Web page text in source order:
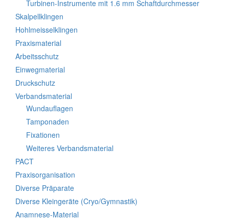
Turbinen-Instrumente mit 1.6 mm Schaftdurchmesser
Skalpellklingen
Hohlmeisselklingen
Praxismaterial
Arbeitsschutz
Einwegmaterial
Druckschutz
Verbandsmaterial
Wundauflagen
Tamponaden
Fixationen
Weiteres Verbandsmaterial
PACT
Praxisorganisation
Diverse Präparate
Diverse Kleingeräte (Cryo/Gymnastik)
Anamnese-Material